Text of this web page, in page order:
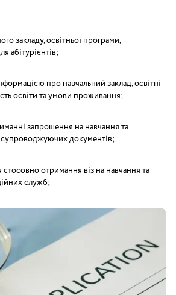
закладу, освітньої програми,
абітурієнтів;
про навчальний заклад, освітні
освіти та умови проживання;
запрошення на навчання та
супроводжуючих документів;
стосовно отримання віз на навчання та
служб;